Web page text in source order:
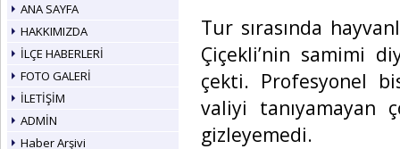
ANA SAYFA
HAKKIMIZDA
İLÇE HABERLERİ
FOTO GALERİ
İLETİŞİM
ADMİN
Haber Arşivi
Tur sırasında
Çiçekli’nin samimi
çekti. Profesyonel
valiyi tanıyamayan
gizleyemedi.